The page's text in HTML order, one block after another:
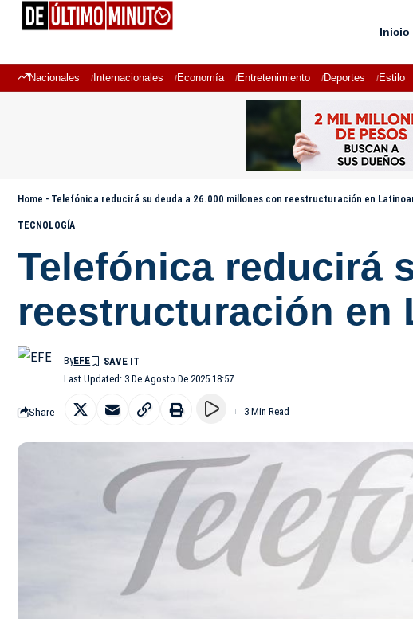
Inicio
Nacionales Internacionales Economía Entretenimiento Deportes Estilo
Home - Telefónica reducirá su deuda a 26.000 millones con reestructuración en
TECNOLOGÍA
Telefónica reducirá
reestructuración en
Last Updated: 3 De Agosto De 2025 18:57
ByEFE
Share 3 Min Read